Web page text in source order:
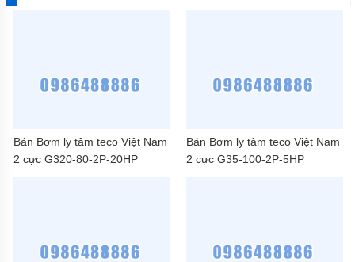
Bán Bơm ly tâm teco Việt Nam
2 cực G320-80-2P-20HP
Bán Bơm ly tâm teco Việt Nam
2 cực G35-100-2P-5HP